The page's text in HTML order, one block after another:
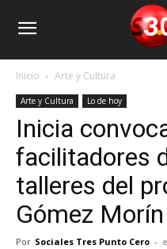
Inicio Arte y Cultura
Arte y Cultura Lo de hoy
Inicia
facilitadores
talleres del
Gómez
Por Sociales Tres Punto Cero -